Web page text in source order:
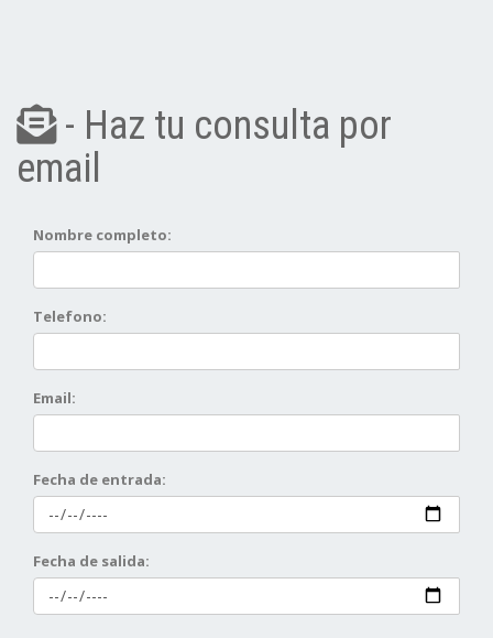
- Haz tu consulta por
email
Nombre completo:
Telefono:
Email:
Fecha de entrada:
Fecha de salida: